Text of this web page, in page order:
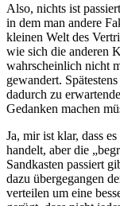
Also, nichts ist
in dem man andere
kleinen Welt des
wie sich die anderen
wahrscheinlich nicht
gewandert.
dadurch zu
Gedanken machen
Ja, mir ist klar, dass
handelt, aber die
Sandkasten passiert
dazu übergegangen
verteilen um eine